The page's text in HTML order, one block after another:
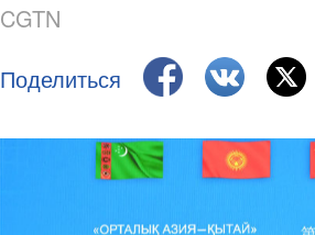
CGTN
Поделиться